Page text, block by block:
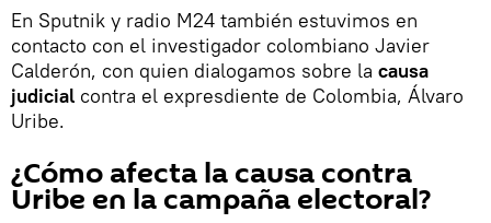
En Sputnik y radio M24 también estuvimos en
contacto con el investigador colombiano Javier
Calderón, con quien dialogamos sobre la causa
judicial contra el expresdiente de Colombia, Álvaro
Uribe.
¿Cómo afecta la causa contra
Uribe en la campaña electoral?